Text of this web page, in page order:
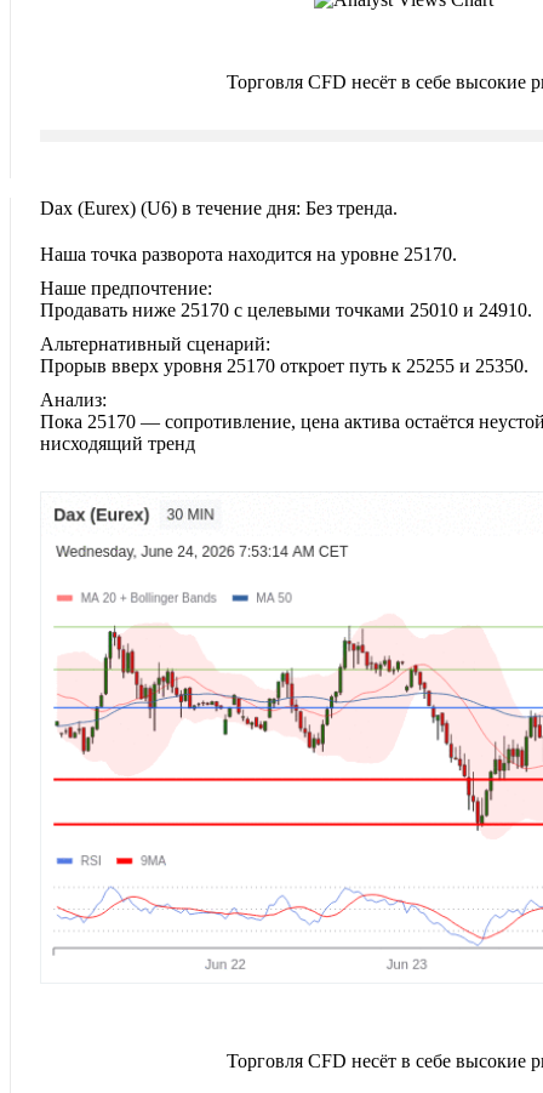
Торговля CFD несёт в себе высокие
Dax (Eurex)‎ (U6)‎ в течение дня: Без тренда.
Наша точка разворота находится на уровне 25170.
Наше предпочтение:
Продавать ниже 25170 с целевыми точками 25010 и 24910.
Альтернативный сценарий:
Прорыв вверх уровня 25170 откроет путь к 25255 и 25350.
Анализ:
Пока 25170 — сопротивление, цена актива остаётся
нисходящий тренд
Торговля CFD несёт в себе высокие